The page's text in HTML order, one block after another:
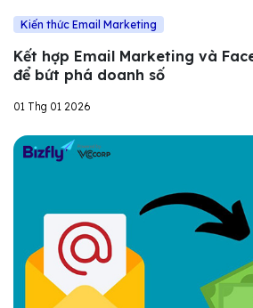
Kiến thức Email Marketing
Kết hợp Email Marketing và
để bứt phá doanh số
01 Thg 01 2026